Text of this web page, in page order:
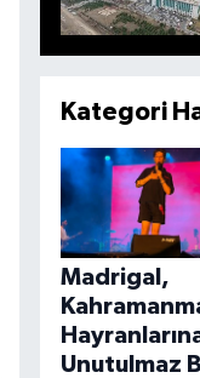
Kategori
Madrigal,
Unutulmaz